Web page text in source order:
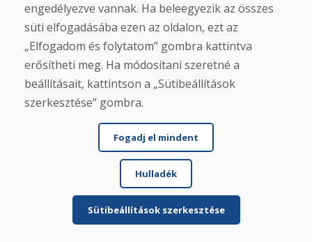
engedélyezve vannak. Ha beleegyezik az összes
süti elfogadásába ezen az oldalon, ezt az
„Elfogadom és folytatom” gombra kattintva
erősítheti meg. Ha módosítani szeretné a
beállításait, kattintson a „Sütibeállítások
szerkesztése” gombra.
Fogadj el mindent
Hulladék
Sütibeállítások szerkesztése